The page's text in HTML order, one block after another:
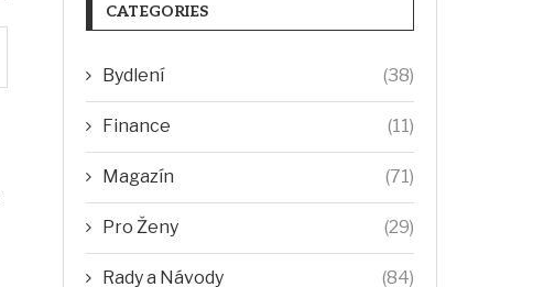
CATEGORIES
Bydlení (38)
Finance (11)
Magazín (71)
Pro Ženy (29)
Rady a Návody (84)